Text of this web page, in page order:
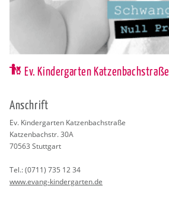
Ev. Kindergarten Katzenbachstraße
An­schrift
Ev. Kin­der­gar­ten Kat­zen­bach­stra­ße
Kat­zen­bach­str. 30A
70563 Stutt­gart
Tel.:(0711) 735 12 34
www.​evang-​kin​derg​arte​n.​de